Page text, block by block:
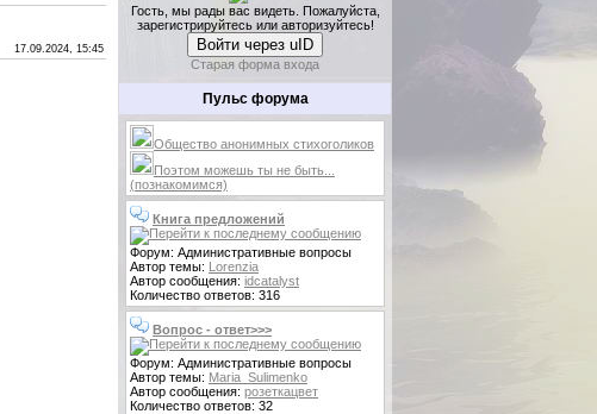
17.09.2024, 15:45
Гость, мы рады вас видеть. Пожалуйста,
зарегистрируйтесь или авторизуйтесь!
Войти через uID
Старая форма входа
Пульс форума
Общество анонимных стихоголиков
Поэтом можешь ты не быть...
(познакомимся)
Книга предложений
Форум: Административные вопросы
Автор темы: Lorenzia
Автор сообщения: idcatalyst
Количество ответов: 316
Вопрос - ответ>>>
Форум: Административные вопросы
Автор темы: Maria_Sulimenko
Автор сообщения: розеткацвет
Количество ответов: 32